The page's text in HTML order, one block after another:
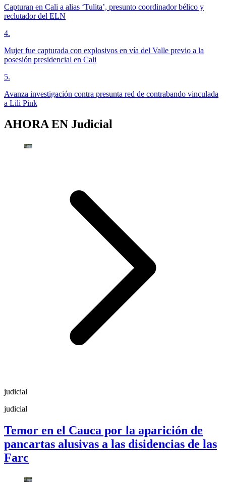
Capturan en Cali a alias ‘Tulita’, presunto coordinador bélico y
reclutador del ELN
4.
Mujer fue capturada con explosivos en vía del Valle previo a la
posesión presidencial en Cali
5.
Avanza investigación contra presunta red de contrabando vinculada
a Lili Pink
AHORA EN Judicial
judicial
judicial
Temor en el Cauca por la aparición de
pancartas alusivas a las disidencias de las
Farc